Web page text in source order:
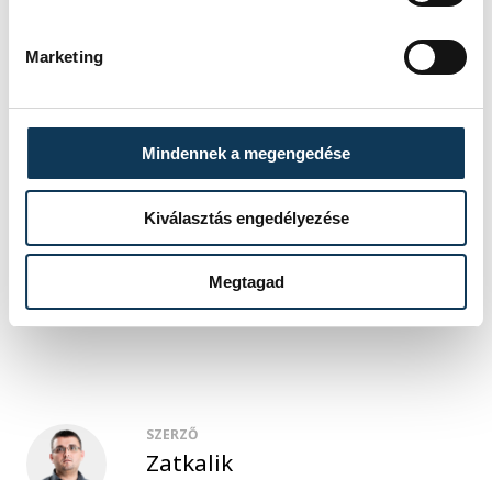
Marketing
Mindennek a megengedése
Kiválasztás engedélyezése
Megtagad
sport
kézilabda
One Veszprém HC
Telekom Veszprém U21
SZERZŐ
Zatkalik